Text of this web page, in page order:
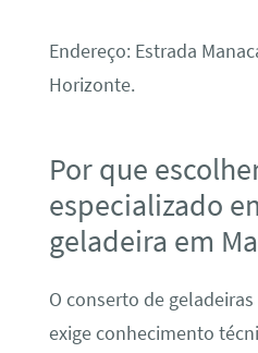
Endereço: Estrada
Horizonte.
Por que
especializado
geladeira em
O conserto de
exige conhecimento